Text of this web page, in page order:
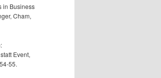
in Business
Cham,
Event,
55.